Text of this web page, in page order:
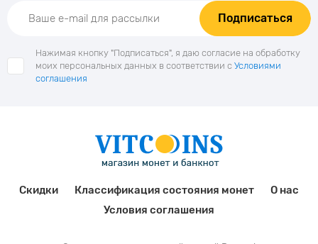
Подписаться
Нажимая кнопку "Подписаться", я даю согласие на обработку
моих персональных данных в соответствии с Условиями
соглашения
Скидки Классификация состояния монет
О нас
Условия соглашения